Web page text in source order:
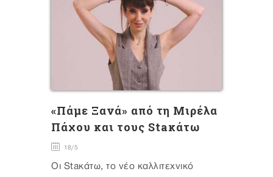
«Πάμε Ξανά» από τη Μιρέλα
Πάχου και τους Staκάτω
18/5
Οι Staκάτω, το νέο καλλιτεχνικό